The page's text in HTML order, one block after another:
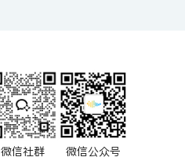
微信社群 微信公众号